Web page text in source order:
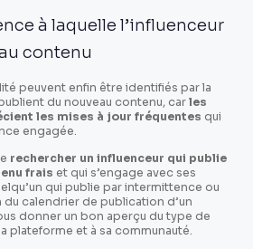
à laquelle l’influenceur
contenu
peuvent enfin être identifiés par la
du nouveau contenu, carles
les mises à jour fréquentes qui
engagée.
rechercher un influenceur qui publie
frais et qui s’engage avec ses
qui publie par intermittence ou
calendrier de publication d’un
donner un bon aperçu du type de
plateforme et à sa communauté.